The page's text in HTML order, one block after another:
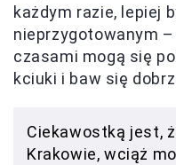
każdym razie, lepiej
nieprzygotowanym
czasami mogą się
kciuki i baw się
Ciekawostką jest,
Krakowie, wciąż